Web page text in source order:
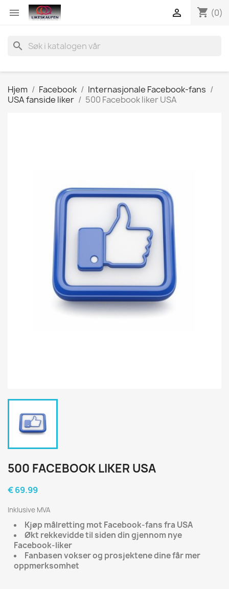
 shopping_cart (0)

search
Hjem Facebook
Internasjonale Facebook-fans
USA fanside liker
500 Facebook liker USA
500 FACEBOOK LIKER USA
€ 69.99
Inklusive MVA
Kjøp målretting mot Facebook-fans fra USA
Økt rekkevidde til siden din gjennom nye
Facebook-liker
Fanbasen vokser og prosjektene dine får mer
oppmerksomhet